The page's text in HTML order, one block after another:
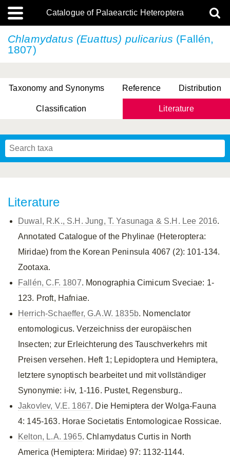
Catalogue of Palaearctic Heteroptera
Chlamydatus (Euattus) pulicarius (Fallén,
1807)
Taxonomy and Synonyms Reference Distribution
Classification Literature
Literature
Duwal, R.K., S.H. Jung, T. Yasunaga & S.H. Lee 2016.
Annotated Catalogue of the Phylinae (Heteroptera:
Miridae) from the Korean Peninsula 4067 (2): 101-134.
Zootaxa.
Fallén, C.F. 1807. Monographia Cimicum Sveciae: 1-
123. Proft, Hafniae.
Herrich-Schaeffer, G.A.W. 1835b. Nomenclator
entomologicus. Verzeichniss der europäischen
Insecten; zur Erleichterung des Tauschverkehrs mit
Preisen versehen. Heft 1; Lepidoptera und Hemiptera,
letztere synoptisch bearbeitet und mit vollständiger
Synonymie: i-iv, 1-116. Pustet, Regensburg..
Jakovlev, V.E. 1867. Die Hemiptera der Wolga-Fauna
4: 145-163. Horae Societatis Entomologicae Rossicae.
Kelton, L.A. 1965. Chlamydatus Curtis in North
America (Hemiptera: Miridae) 97: 1132-1144.